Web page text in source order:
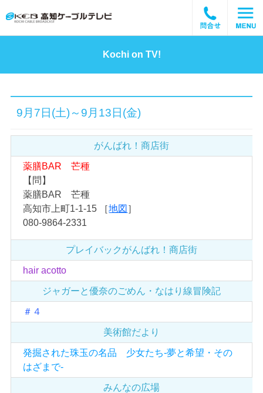
Kochi on TV!
9月7日(土)～9月13日(金)
がんばれ！商店街
薬膳BAR 芒種
【問】
薬膳BAR 芒種
高知市上町1-1-15 ［地図 ］
080-9864-2331
プレイバック がんばれ！商店街
hair acotto
ジャガーと優奈のごめん・なはり線冒険記
＃４
美術館だより
発掘された珠玉の名品 少女たち-夢と希望・その
はざまで-
みんなの広場